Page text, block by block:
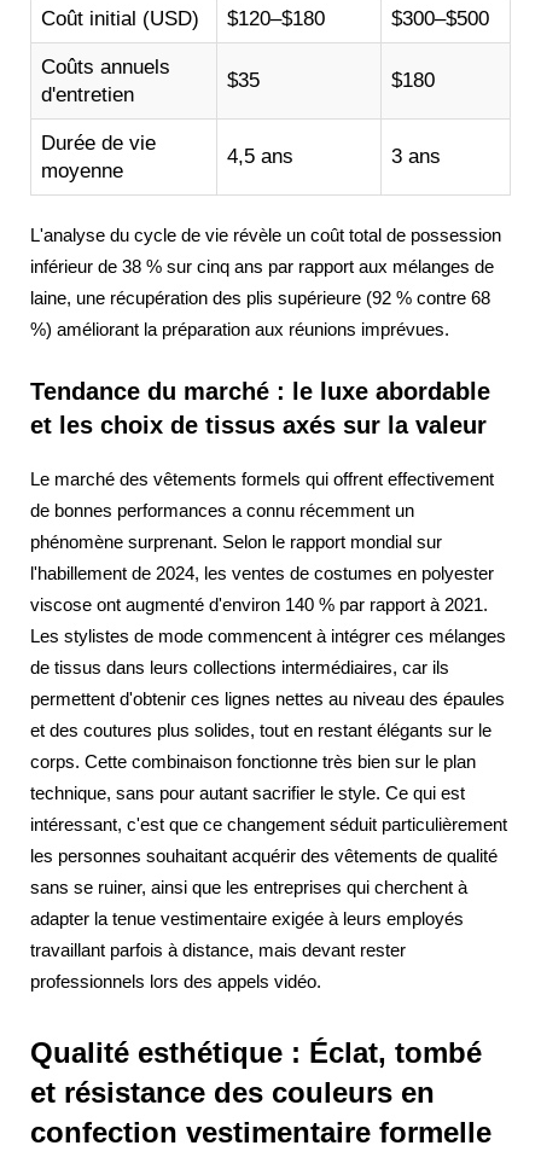
Coût initial (USD) $120–$180 $300–$500
Coûts annuels
d'entretien
$35 $180
Durée de vie
moyenne
4,5 ans 3 ans
L'analyse du cycle de vie révèle un coût total de possession
inférieur de 38 % sur cinq ans par rapport aux mélanges de
laine, une récupération des plis supérieure (92 % contre 68
%) améliorant la préparation aux réunions imprévues.
Tendance du marché : le luxe abordable
et les choix de tissus axés sur la valeur
Le marché des vêtements formels qui offrent effectivement
de bonnes performances a connu récemment un
phénomène surprenant. Selon le rapport mondial sur
l'habillement de 2024, les ventes de costumes en polyester
viscose ont augmenté d'environ 140 % par rapport à 2021.
Les stylistes de mode commencent à intégrer ces mélanges
de tissus dans leurs collections intermédiaires, car ils
permettent d'obtenir ces lignes nettes au niveau des épaules
et des coutures plus solides, tout en restant élégants sur le
corps. Cette combinaison fonctionne très bien sur le plan
technique, sans pour autant sacrifier le style. Ce qui est
intéressant, c'est que ce changement séduit particulièrement
les personnes souhaitant acquérir des vêtements de qualité
sans se ruiner, ainsi que les entreprises qui cherchent à
adapter la tenue vestimentaire exigée à leurs employés
travaillant parfois à distance, mais devant rester
professionnels lors des appels vidéo.
Qualité esthétique : Éclat, tombé
et résistance des couleurs en
confection vestimentaire formelle